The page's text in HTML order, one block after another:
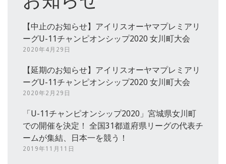
【中止のお知らせ】アイリスオーヤマプレミアリ
ーグU-11チャンピオンシップ2020 女川町大会
2020年4月29日
【延期のお知らせ】アイリスオーヤマプレミアリ
ーグU-11チャンピオンシップ2020 女川町大会
2020年2月29日
「U-11チャンピオンシップ2020」宮城県女川町
での開催を決定！ 全国31都道府県リーグの代表チ
ームが集結、日本一を競う！
2019年11月11日